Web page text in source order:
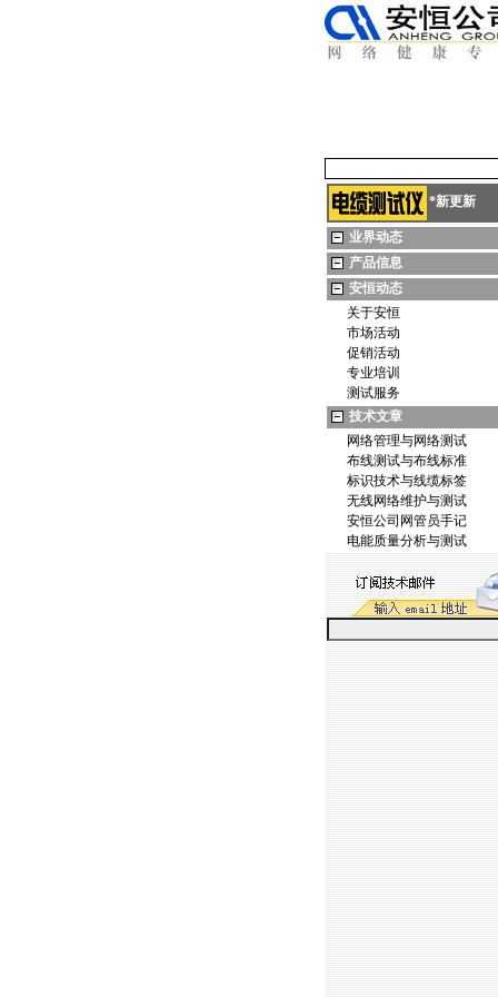
*新更新
业界动态
产品信息
安恒动态
关于安恒
市场活动
促销活动
专业培训
测试服务
技术文章
网络管理与网络测试
布线测试与布线标准
标识技术与线缆标签
无线网络维护与测试
安恒公司网管员手记
电能质量分析与测试
https://
https://
https://
https://